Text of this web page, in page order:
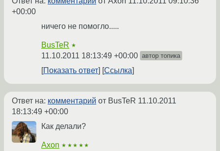
+00:00
ничего не помогло.....
BusTeR ★
11.10.2011 18:13:49 +00:00 автор топика
Показать ответ Ссылка
Ответ на: комментарий от BusTeR 11.10.2011
18:13:49 +00:00
Как делали?
Axon ★★★★★